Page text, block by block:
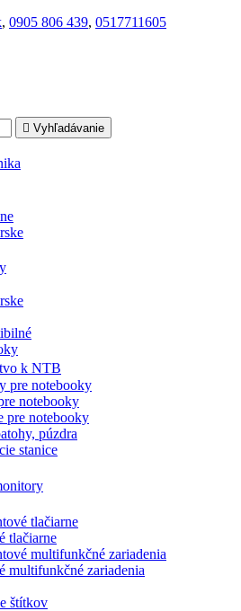
, 0905 806 439, 0517711605
 Vyhľadávanie
k NTB
pre notebooky
notebooky
pre notebooky
púzdra
stanice
tlačiarne
tlačiarne
multifunkčné zariadenia
multifunkčné zariadenia
štítkov